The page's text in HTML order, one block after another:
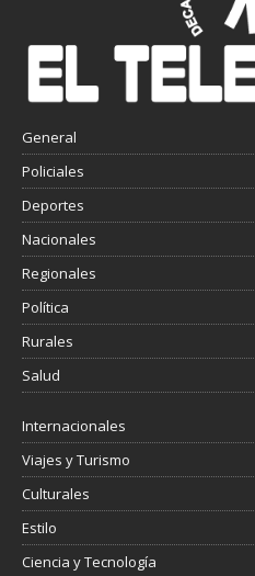
General
Policiales
Deportes
Nacionales
Regionales
Política
Rurales
Salud
Internacionales
Viajes y Turismo
Culturales
Estilo
Ciencia y Tecnología